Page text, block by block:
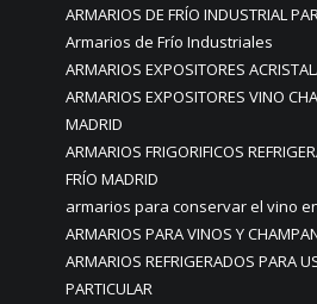
ARMARIOS DE FRÍO INDUSTRIAL
Armarios de Frío Industriales
ARMARIOS EXPOSITORES
ARMARIOS EXPOSITORES VINO
MADRID
ARMARIOS FRIGORIFICOS
FRÍO MADRID
armarios para conservar el vino
ARMARIOS PARA VINOS Y
ARMARIOS REFRIGERADOS PARA
PARTICULAR